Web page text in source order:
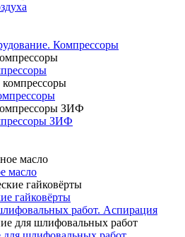
Компрессоры
ЗИФ
масло
гайковёрты
работ. Аспирация